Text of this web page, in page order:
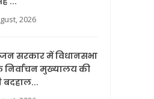
2026
सरकार में विधानसभा
निर्वाचन मुख्यालय की